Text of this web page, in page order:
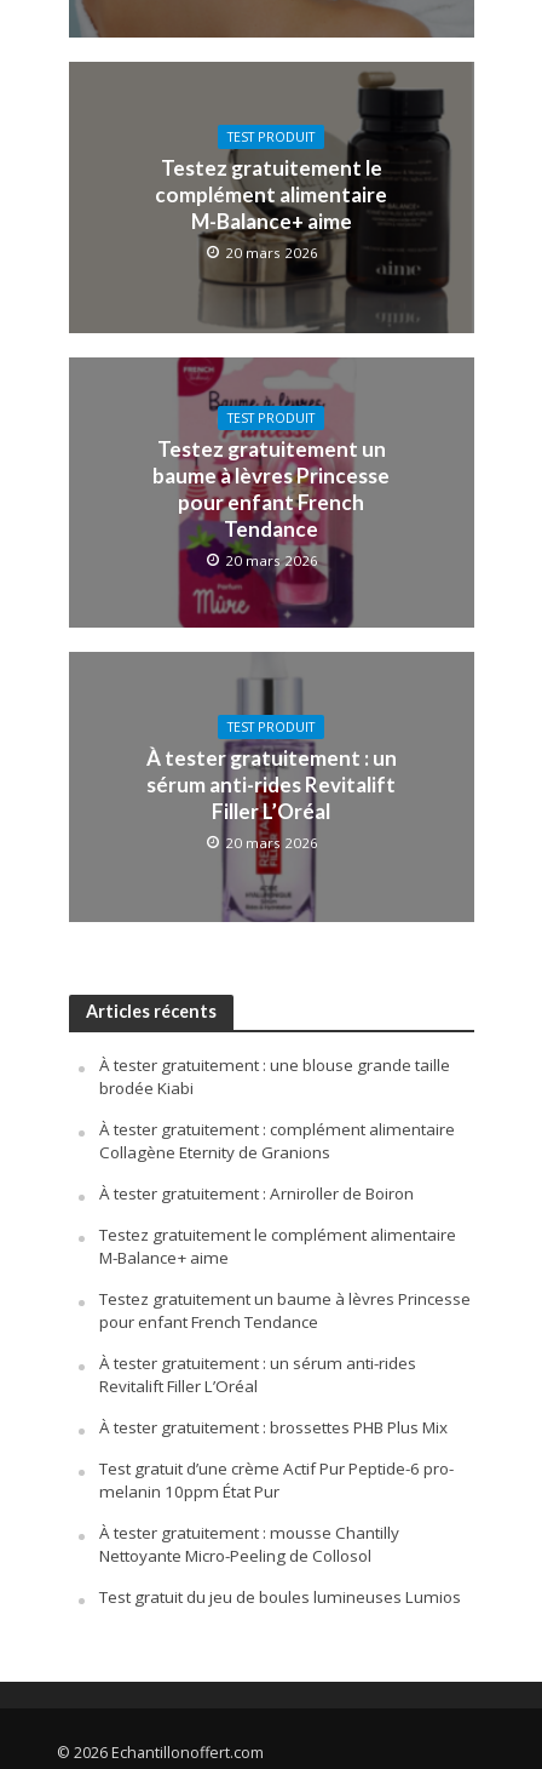
TEST PRODUIT
Testez gratuitement le
complément alimentaire
M-Balance+ aime
20 mars 2026
TEST PRODUIT
Testez gratuitement un
baume à lèvres Princesse
pour enfant French
Tendance
20 mars 2026
TEST PRODUIT
À tester gratuitement : un
sérum anti-rides Revitalift
Filler L’Oréal
20 mars 2026
Articles récents
À tester gratuitement : une blouse grande taille
brodée Kiabi
À tester gratuitement : complément alimentaire
Collagène Eternity de Granions
À tester gratuitement : Arniroller de Boiron
Testez gratuitement le complément alimentaire
M-Balance+ aime
Testez gratuitement un baume à lèvres Princesse
pour enfant French Tendance
À tester gratuitement : un sérum anti-rides
Revitalift Filler L’Oréal
À tester gratuitement : brossettes PHB Plus Mix
Test gratuit d’une crème Actif Pur Peptide-6 pro-
melanin 10ppm État Pur
À tester gratuitement : mousse Chantilly
Nettoyante Micro-Peeling de Collosol
Test gratuit du jeu de boules lumineuses Lumios
© 2026 Echantillonoffert.com